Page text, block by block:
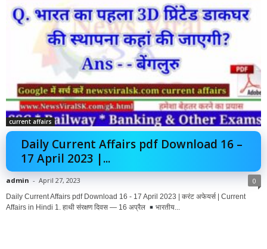
current affairs
Daily Current Affairs pdf Download 16 –
17 April 2023 |...
admin - April 27, 2023 0
Daily Current Affairs pdf Download 16 - 17 April 2023 | करंट अफेयर्स | Current
Affairs in Hindi 1. हाथी संरक्षण दिवस — 16 अप्रैल
भारतीय...